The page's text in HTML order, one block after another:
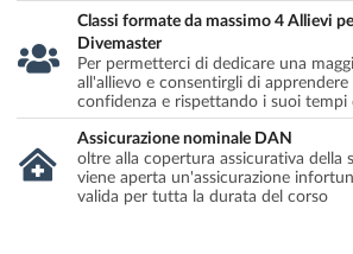
Classi formate da massimo 4 Allievi
Divemaster
Per permetterci di dedicare una
all'allievo e consentirgli di apprendere
confidenza e rispettando i suoi
Assicurazione nominale DAN
oltre alla copertura assicurativa della
viene aperta un'assicurazione
valida per tutta la durata del corso